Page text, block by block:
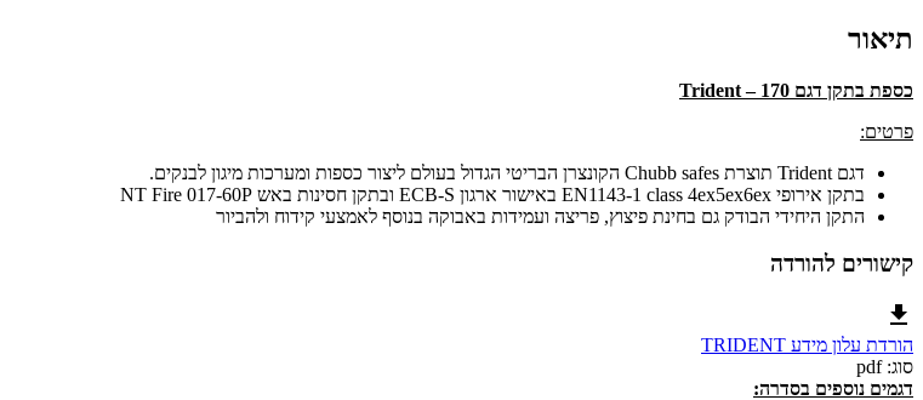
תיאור
כספת בתקן דגם Trident – 170
פרטים:
דגם Trident תוצרת Chubb safes הקונצרן הבריטי הגדול בעולם ליצור כספות ומערכות מיגון לבנקים.
בתקן אירופי EN1143-1 class 4ex5ex6ex באישור ארגון ECB-S ובתקן חסינות באש NT Fire 017-60P
התקן היחידי הבודק גם בחינת פיצוץ, פריצה ועמידות באבוקה בנוסף לאמצעי קידוח ולהביור
קישורים להורדה
הורדת עלון מידע TRIDENT
סוג: pdf
דגמים נוספים בסדרה: